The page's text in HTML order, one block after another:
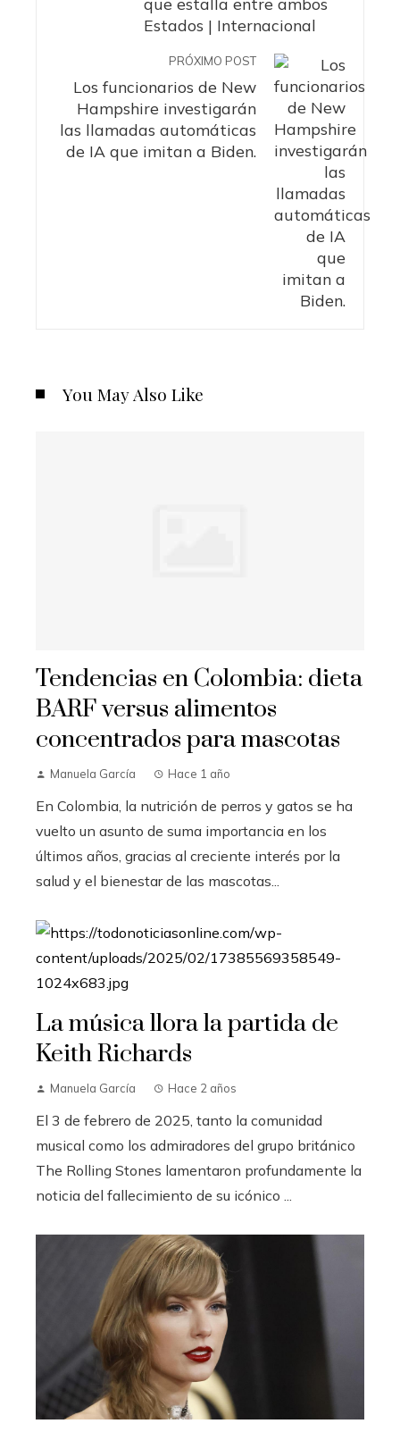
Estados | Internacional
PRÓXIMO POST
Los funcionarios de New
Hampshire investigarán
las llamadas automáticas
de IA que imitan a Biden.
You May Also Like
Tendencias en Colombia: dieta
BARF versus alimentos
concentrados para mascotas
Manuela García Hace 1 año
En Colombia, la nutrición de perros y gatos se ha
vuelto un asunto de suma importancia en los
últimos años, gracias al creciente interés por la
salud y el bienestar de las mascotas...
La música llora la partida de
Keith Richards
Manuela García Hace 2 años
El 3 de febrero de 2025, tanto la comunidad
musical como los admiradores del grupo británico
The Rolling Stones lamentaron profundamente la
noticia del fallecimiento de su icónico ...